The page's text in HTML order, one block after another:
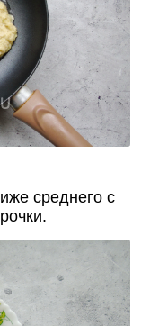
среднего с